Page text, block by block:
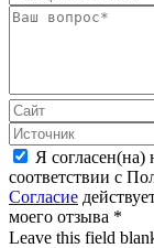
Я согласен(на)
соответствии с
Согласие
моего отзыва *
Leave this field